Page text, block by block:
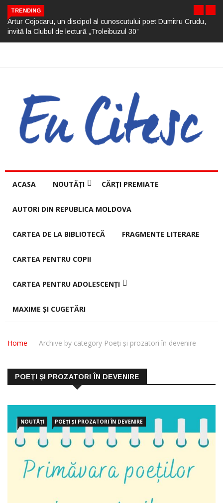
TRENDING
Artur Cojocaru, un discipol al cunoscutului poet Dumitru Crudu,
invită la Clubul de lectură „Troleibuzul 30”
ACASA NOUTĂȚI CĂRȚI PREMIATE
AUTORI DIN REPUBLICA MOLDOVA
CARTEA DE LA BIBLIOTECĂ FRAGMENTE LITERARE
CARTEA PENTRU COPII
CARTEA PENTRU ADOLESCENȚI
MAXIME ȘI CUGETĂRI
Home Archive by category Poeți și prozatori în devenire
POEȚI ȘI PROZATORI ÎN DEVENIRE
NOUTĂȚI POEȚI ȘI PROZATORI ÎN DEVENIRE